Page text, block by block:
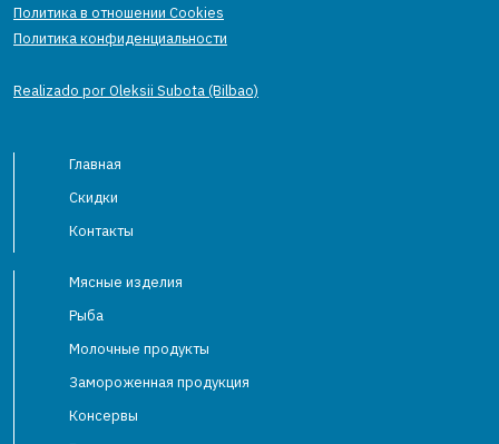
Политика в отношении Cookies
Политика конфиденциальности
Realizado por Oleksii Subota (Bilbao)
Главная
Скидки
Контакты
Мясные изделия
Рыба
Молочные продукты
Замороженная продукция
Консервы